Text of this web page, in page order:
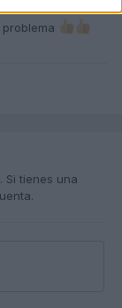
Si tienes una